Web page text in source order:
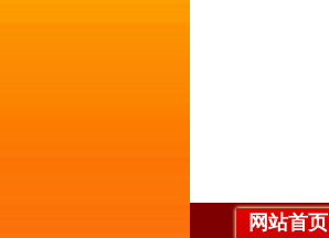
网站首页